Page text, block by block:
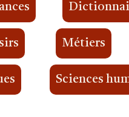
Métiers
Sciences